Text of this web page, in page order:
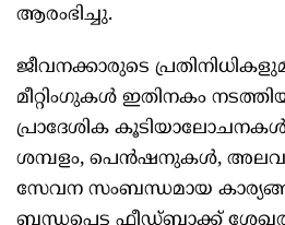
ആരംഭിച്ചു.
ജീവനക്കാരുടെ
മീറ്റിംഗുകൾ ഇതിനകം
പ്രാദേശിക
ശമ്പളം, പെൻഷനുകൾ,
സേവന സംബന്ധമായ